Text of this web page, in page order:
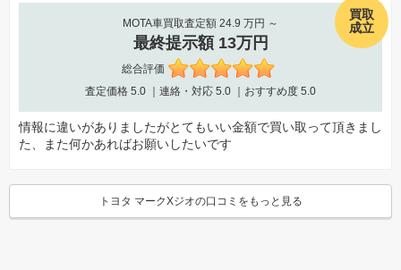
買取
成立
MOTA車買取査定額 24.9 万円 ～
最終提示額 13万円
総合評価
査定価格 5.0 ｜連絡・対応 5.0 ｜おすすめ度 5.0
情報に違いがありましたがとてもいい金額で買い取って頂きまし
た、また何かあればお願いしたいです
トヨタ マークXジオの口コミをもっと見る